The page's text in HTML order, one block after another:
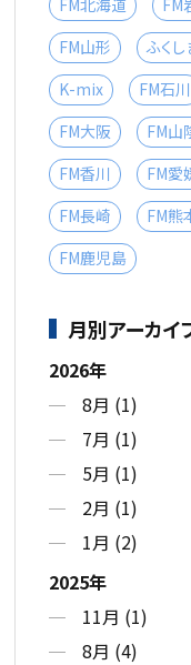
FM山形
ふく
K-mix
FM石川
FM大阪
FM山
FM香川
FM愛
FM長崎
FM熊
FM鹿児島
月別アーカイ
2026年
8月 (1)
7月 (1)
5月 (1)
2月 (1)
1月 (2)
2025年
11月 (1)
8月 (4)